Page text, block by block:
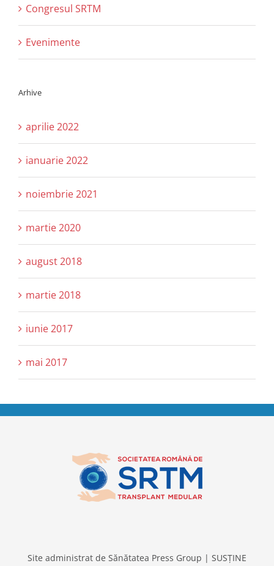
Congresul SRTM
Evenimente
Arhive
aprilie 2022
ianuarie 2022
noiembrie 2021
martie 2020
august 2018
martie 2018
iunie 2017
mai 2017
Site administrat de Sănătatea Press Group | SUSȚINE